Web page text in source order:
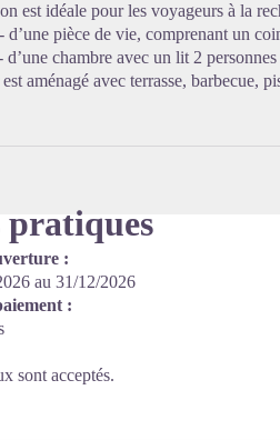
est idéale pour les voyageurs à la
d’une pièce de vie, comprenant un
chambre avec un lit 2
aménagé avec terrasse, barbecue,
pratiques
:
au 31/12/2026
:
sont acceptés.